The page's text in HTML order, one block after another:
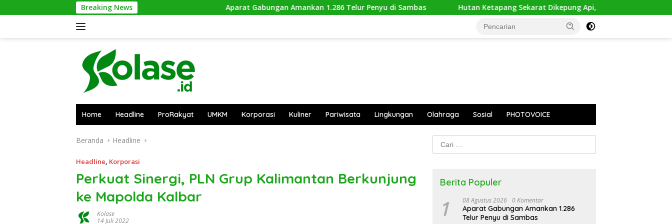
ke
Breaking News Aparat Gabungan Amankan 1.286 Telur Penyu di Sambas Hutan Ketapang Sekarat Dikepung Api, Orangutan Terusir dari Rumahnya
Home Headline ProRakyat UMKM Korporasi Kuliner Pariwisata Lingkungan Olahraga Sosial PHOTOVOICE
Beranda Headline
Headline, Korporasi
Perkuat Sinergi, PLN Grup Kalimantan Berkunjung
ke Mapolda Kalbar
Kolase
14 Juli 2022
Cari
untuk:
Berita Populer
1 08 Agustus 2026 0 Komentar
Aparat Gabungan Amankan 1.286
Telur Penyu di Sambas